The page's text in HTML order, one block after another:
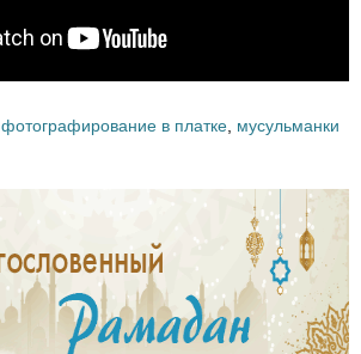
фотографирование в платке мусульманки